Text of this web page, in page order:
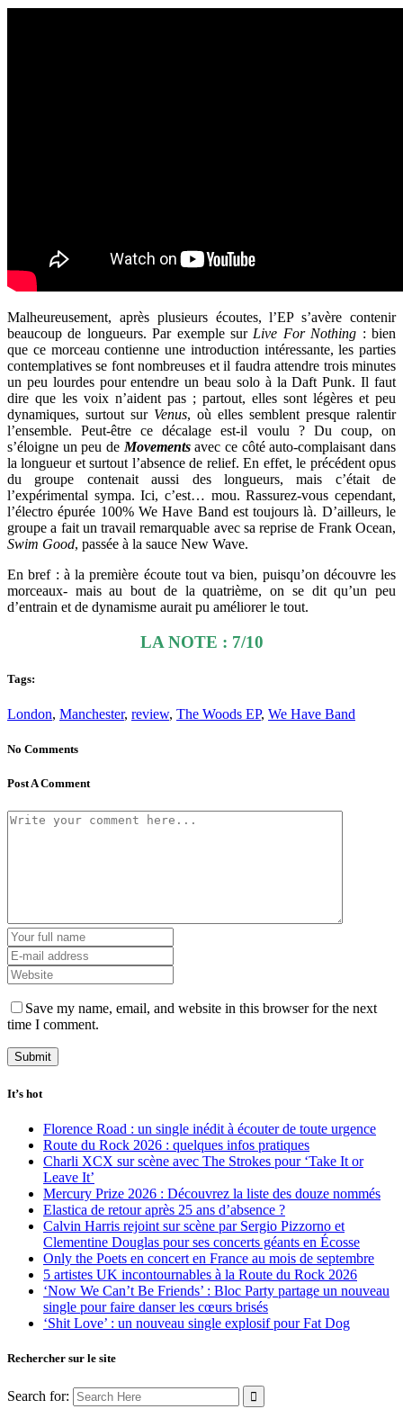
Malheureusement, après plusieurs écoutes, l’EP s’avère contenir
beaucoup de longueurs. Par exemple sur Live For Nothing : bien
que ce morceau contienne une introduction intéressante, les parties
contemplatives se font nombreuses et il faudra attendre trois minutes
un peu lourdes pour entendre un beau solo à la Daft Punk. Il faut
dire que les voix n’aident pas ; partout, elles sont légères et peu
dynamiques, surtout sur Venus, où elles semblent presque ralentir
l’ensemble. Peut-être ce décalage est-il voulu ? Du coup, on
s’éloigne un peu de Movementsavec ce côté auto-complaisant dans
la longueur et surtout l’absence de relief. En effet, le précédent opus
du groupe contenait aussi des longueurs, mais c’était de
l’expérimental sympa. Ici, c’est… mou. Rassurez-vous cependant,
l’électro épurée 100% We Have Band est toujours là. D’ailleurs, le
groupe a fait un travail remarquable avec sa reprise de Frank Ocean,
Swim Good, passée à la sauce New Wave.
En bref : à la première écoute tout va bien, puisqu’on découvre les
morceaux- mais au bout de la quatrième, on se dit qu’un peu
d’entrain et de dynamisme aurait pu améliorer le tout.
LA NOTE : 7/10
Tags:
London, Manchester, review, The Woods EP, We Have Band
No Comments
Post A Comment
Save my name, email, and website in this browser for the next
time I comment.
It’s hot
Florence Road : un single inédit à écouter de toute urgence
Route du Rock 2026 : quelques infos pratiques
Charli XCX sur scène avec The Strokes pour ‘Take It or
Leave It’
Mercury Prize 2026 : Découvrez la liste des douze nommés
Elastica de retour après 25 ans d’absence ?
Calvin Harris rejoint sur scène par Sergio Pizzorno et
Clementine Douglas pour ses concerts géants en Écosse
Only the Poets en concert en France au mois de septembre
5 artistes UK incontournables à la Route du Rock 2026
‘Now We Can’t Be Friends’ : Bloc Party partage un nouveau
single pour faire danser les cœurs brisés
‘Shit Love’ : un nouveau single explosif pour Fat Dog
Rechercher sur le site
Search for: